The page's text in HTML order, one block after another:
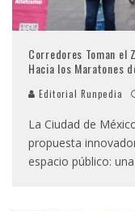
Corredores Toman el
Hacia los Maratones
Editorial Runpedia
La Ciudad de
propuesta
espacio público: